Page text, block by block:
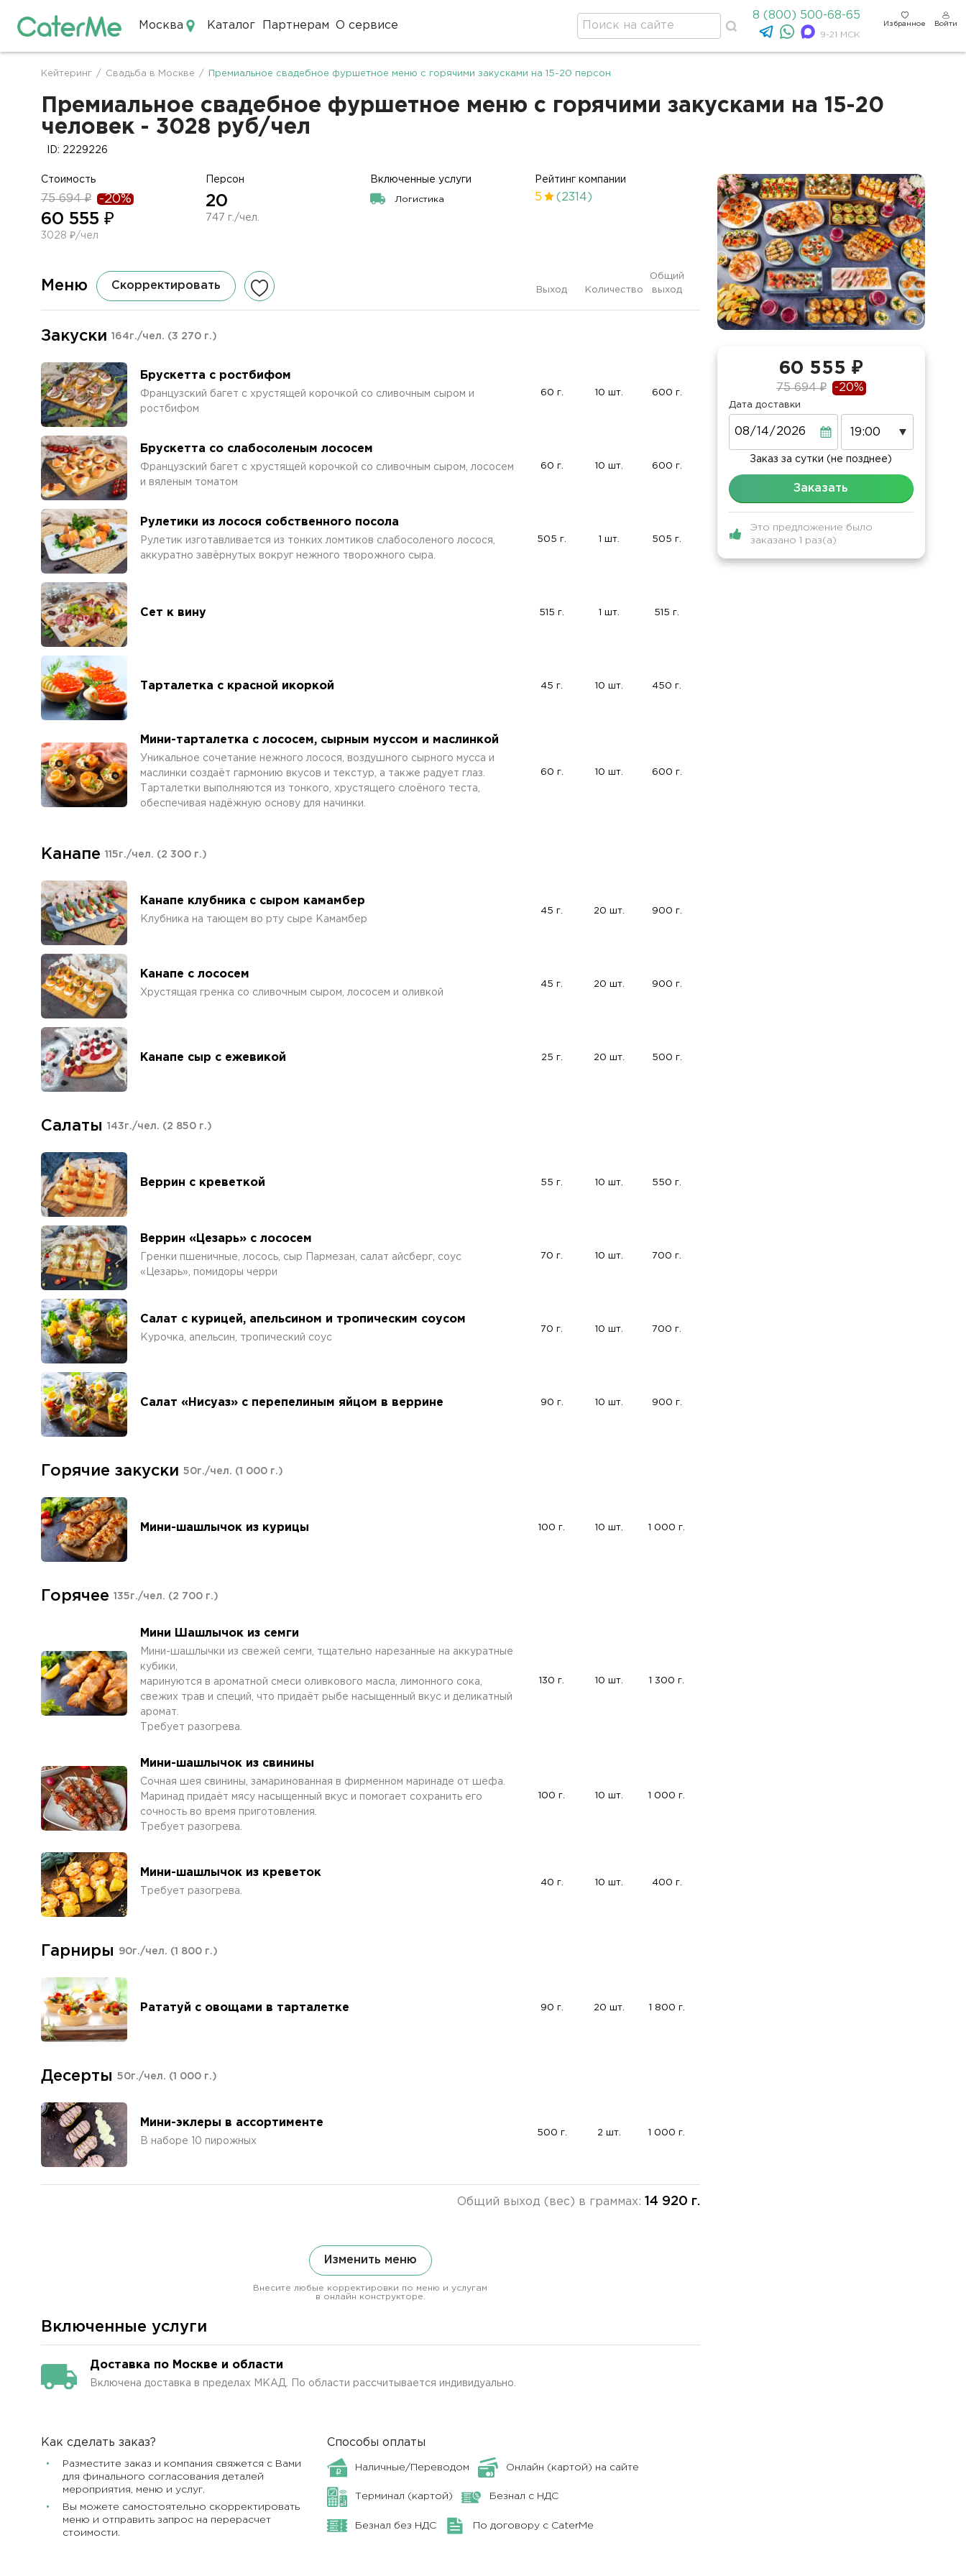
Москва Каталог Партнерам О сервисе
8 (800) 500-68-65
9-21 МСК
Избранное Войти
Строка
навигации
Кейтеринг / Свадьба в Москве / Премиальное свадебное фуршетное меню с горячими закусками на 15-20 персон
Премиальное свадебное фуршетное меню с горячими закусками на 15-20
человек - 3028 руб/чел
ID: 2229226
Стоимость
75 694 ₽ -20%
60 555 ₽
3028 ₽/чел
Персон
20
747 г./чел.
Включенные услуги
Логистика
Рейтинг компании
5 (2314)
Меню Скорректировать Выход Количество
Общий
выход
Закуски 164г./чел. (3 270 г.)
Брускетта с ростбифом
Французский багет с хрустящей корочкой со сливочным сыром и
ростбифом
60 г. 10 шт. 600 г.
Брускетта со слабосоленым лососем
Французский багет с хрустящей корочкой со сливочным сыром, лососем
и вяленым томатом
60 г. 10 шт. 600 г.
Рулетики из лосося собственного посола
Рулетик изготавливается из тонких ломтиков слабосоленого лосося,
аккуратно завёрнутых вокруг нежного творожного сыра.
505 г. 1 шт. 505 г.
Сет к вину 515 г. 1 шт. 515 г.
Тарталетка с красной икоркой 45 г. 10 шт. 450 г.
Мини-тарталетка с лососем, сырным муссом и маслинкой
Уникальное сочетание нежного лосося, воздушного сырного мусса и
маслинки создаёт гармонию вкусов и текстур, а также радует глаз.
Тарталетки выполняются из тонкого, хрустящего слоёного теста,
обеспечивая надёжную основу для начинки.
60 г. 10 шт. 600 г.
Канапе 115г./чел. (2 300 г.)
Канапе клубника с сыром камамбер
Клубника на тающем во рту сыре Камамбер
45 г. 20 шт. 900 г.
Канапе с лососем
Хрустящая гренка со сливочным сыром, лососем и оливкой
45 г. 20 шт. 900 г.
Канапе сыр с ежевикой 25 г. 20 шт. 500 г.
Салаты 143г./чел. (2 850 г.)
Веррин с креветкой 55 г. 10 шт. 550 г.
Веррин «Цезарь» с лососем
Гренки пшеничные, лосось, сыр Пармезан, салат айсберг, соус
«Цезарь», помидоры черри
70 г. 10 шт. 700 г.
Салат с курицей, апельсином и тропическим соусом
Курочка, апельсин, тропический соус
70 г. 10 шт. 700 г.
Салат «Нисуаз» с перепелиным яйцом в веррине 90 г. 10 шт. 900 г.
Горячие закуски 50г./чел. (1 000 г.)
Мини-шашлычок из курицы 100 г. 10 шт. 1 000 г.
Горячее 135г./чел. (2 700 г.)
Мини Шашлычок из семги
Мини-шашлычки из свежей семги, тщательно нарезанные на аккуратные
кубики,
маринуются в ароматной смеси оливкового масла, лимонного сока,
свежих трав и специй, что придаёт рыбе насыщенный вкус и деликатный
аромат.
Требует разогрева.
130 г. 10 шт. 1 300 г.
Мини-шашлычок из свинины
Сочная шея свинины, замаринованная в фирменном маринаде от шефа.
Маринад придаёт мясу насыщенный вкус и помогает сохранить его
сочность во время приготовления.
Требует разогрева.
100 г. 10 шт. 1 000 г.
Мини-шашлычок из креветок
Требует разогрева.
40 г. 10 шт. 400 г.
Гарниры 90г./чел. (1 800 г.)
Рататуй с овощами в тарталетке 90 г. 20 шт. 1 800 г.
Десерты 50г./чел. (1 000 г.)
Мини-эклеры в ассортименте
В наборе 10 пирожных
500 г. 2 шт. 1 000 г.
Общий выход (вес) в граммах: 14 920 г.
Изменить меню
Внесите любые корректировки по меню и услугам
в онлайн конструкторе.
Включенные услуги
Доставка по Москве и области
Включена доставка в пределах МКАД. По области рассчитывается индивидуально.
Как сделать заказ?
Разместите заказ и компания свяжется с Вами
для финального согласования деталей
мероприятия, меню и услуг.
Вы можете самостоятельно скорректировать
меню и отправить запрос на перерасчет
стоимости.
Способы оплаты
Наличные/Переводом Онлайн (картой) на сайте
Терминал (картой) Безнал с НДС
Безнал без НДС По договору с CaterMe
60 555 ₽
75 694 ₽ -20%
Дата доставки
Заказ за сутки (не позднее)
Заказать
Это предложение было
заказано 1 раз(а)